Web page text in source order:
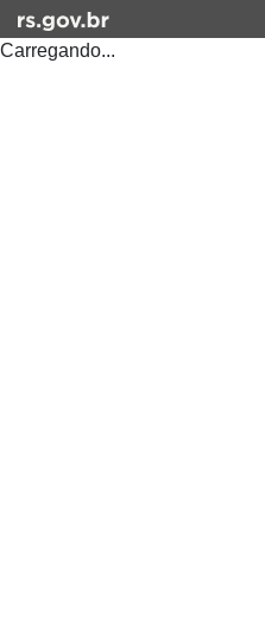
Carregando...